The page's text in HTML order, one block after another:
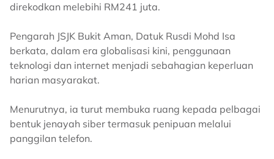
direkodkan melebihi RM241 juta.
Pengarah JSJK Bukit Aman, Datuk Rusdi Mohd Isa
berkata, dalam era globalisasi kini, penggunaan
teknologi dan internet menjadi sebahagian keperluan
harian masyarakat.
Menurutnya, ia turut membuka ruang kepada pelbagai
bentuk jenayah siber termasuk penipuan melalui
panggilan telefon.